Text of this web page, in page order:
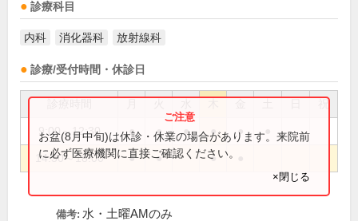
診療科目
内科 消化器科 放射線科
診療/受付時間・休診日
祝
9:00～12:30 ● ● ● ● ●
14:30～18:00 ● ● ●
お盆(8月中旬)は休診・休業の場合があります。来院前
に必ず医療機関に直接ご確認ください。
×閉じる
備考: 水・土曜AMのみ